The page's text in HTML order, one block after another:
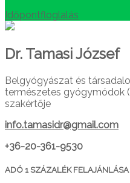
Időpontfloglalás
Dr. Tamasi József
Belgyógyászat és
természetes gyógymódok
szakértője
info.tamasidr@gmail.com
+36-20-361-9530
ADÓ 1 SZÁZALÉK FELAJÁNLÁSA